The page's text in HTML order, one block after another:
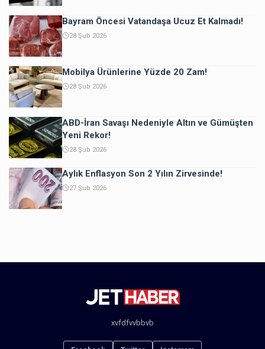
Bayram Öncesi Vatandaşa Ucuz Et Kalmadı!
28 Şub 2026
Mobilya Ürünlerine Yüzde 20 Zam!
28 Şub 2026
ABD-İran Savaşı Nedeniyle Altın ve Gümüşten
Yeni Rekor!
28 Şub 2026
Aylık Enflasyon Son 2 Yılın Zirvesinde!
27 Şub 2026
xvfdfvvbbvb